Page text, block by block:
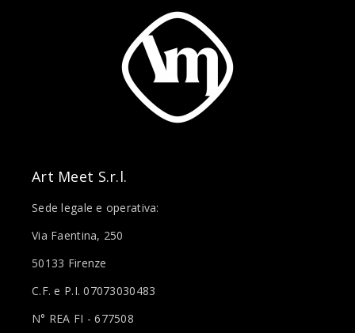
Art Meet S.r.l.
Sede legale e operativa:
Via Faentina, 250
50133 Firenze
C.F. e P.I. 07073030483
N° REA FI - 677508